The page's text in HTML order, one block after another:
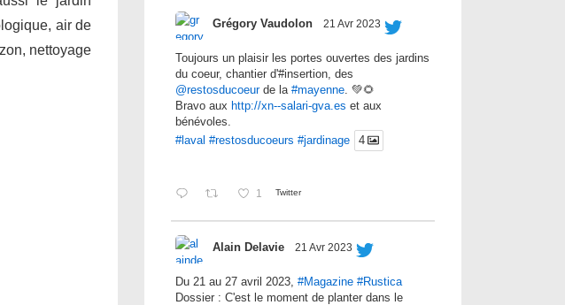
air de
nettoyage
Grégory Vaudolon 21 Avr 2023
Toujours un plaisir les portes ouvertes des jardins
du coeur, chantier d'#insertion, des
@restosducoeurde la#mayenne. 💚🌻
Bravo aux http://xn--salari-gva.es et aux
bénévoles.
#laval #restosducoeurs #jardinage 4
1 Twitter
Alain Delavie 21 Avr 2023
Du 21 au 27 avril 2023,#Magazine #Rustica
Dossier : C'est le moment de planter dans le